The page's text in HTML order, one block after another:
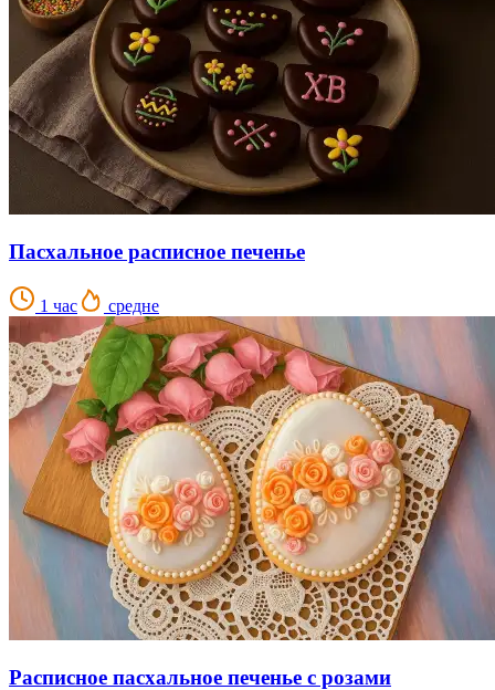
Пасхальное расписное печенье
1 час средне
Расписное пасхальное печенье с розами